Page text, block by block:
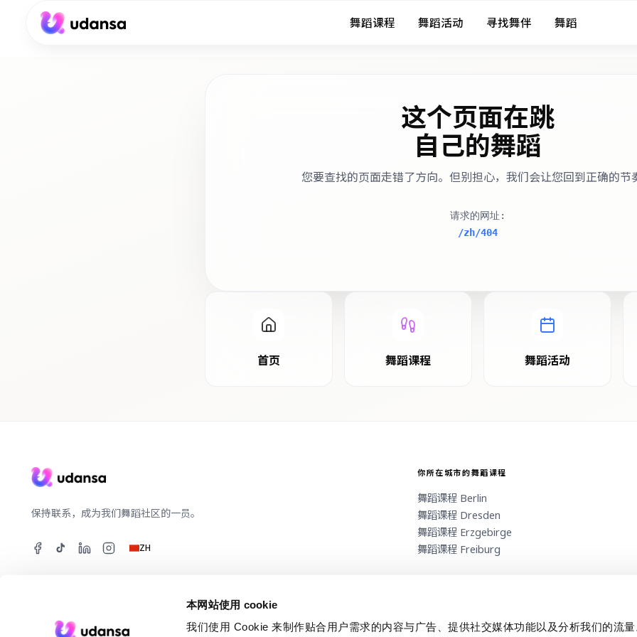
本网站使用 cookie
我们使用 Cookie 来制作贴合用户需求的内容与广告、提供社交媒体功能以及分析我们的流
accessibility.skipToMainContent 舞蹈课程 舞蹈活动 寻找舞伴 舞蹈
这个页面在跳
自己的舞蹈
您要查找的页面走错了方向。但别担心，我们会让您回到正确的节
请求的网址 :
/zh/404
首页 舞蹈课程 舞蹈活动
保持联系，成为我们舞蹈社区的一员。
ZH
你所在城市的舞蹈课程
舞蹈课程 Berlin
舞蹈课程 Dresden
舞蹈课程 Erzgebirge
舞蹈课程 Freiburg
2026udansa.FeelTech 为舞蹈社区服务。